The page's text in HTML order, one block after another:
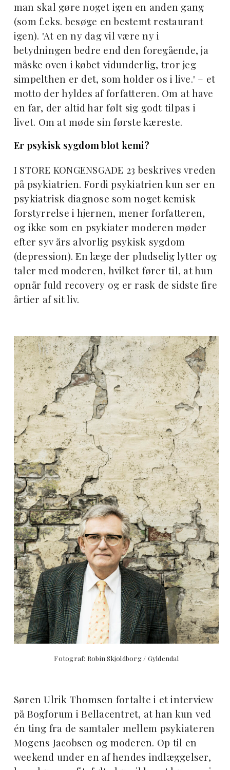
man skal gøre noget igen en anden gang
(som f.eks. besøge en bestemt restaurant
igen). 'At en ny dag vil være ny i
betydningen bedre end den foregående, ja
måske oven i købet vidunderlig, tror jeg
simpelthen er det, som holder os i live.' – et
motto der hyldes af forfatteren. Om at have
en far, der altid har følt sig godt tilpas i
livet. Om at møde sin første kæreste.
Er psykisk sygdom blot kemi?
I STORE KONGENSGADE 23 beskrives vreden
på psykiatrien. Fordi psykiatrien kun ser en
psykiatrisk diagnose som noget kemisk
forstyrrelse i hjernen, mener forfatteren,
og ikke som en psykiater moderen møder
efter syv års alvorlig psykisk sygdom
(depression). En læge der pludselig lytter og
taler med moderen, hvilket fører til, at hun
opnår fuld recovery og er rask de sidste fire
årtier af sit liv.
Fotograf: Robin Skjoldborg / Gyldendal
Søren Ulrik Thomsen fortalte i et interview
på Bogforum i Bellacentret, at han kun ved
én ting fra de samtaler mellem psykiateren
Mogens Jacobsen og moderen. Op til en
weekend under en af hendes indlæggelser,